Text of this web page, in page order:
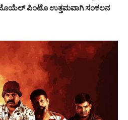
ಜೊಯೆಲ್ ಪಿಂಟೊ ಉತ್ತಮವಾಗಿ ಸಂಕಲನ